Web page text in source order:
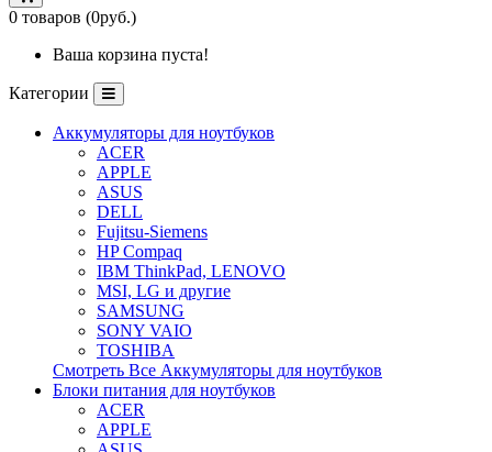
0 товаров (0руб.)
Ваша корзина пуста!
Категории
Аккумуляторы для ноутбуков
ACER
APPLE
ASUS
DELL
Fujitsu-Siemens
HP Compaq
IBM ThinkPad, LENOVO
MSI, LG и другие
SAMSUNG
SONY VAIO
TOSHIBA
Смотреть Все Аккумуляторы для ноутбуков
Блоки питания для ноутбуков
ACER
APPLE